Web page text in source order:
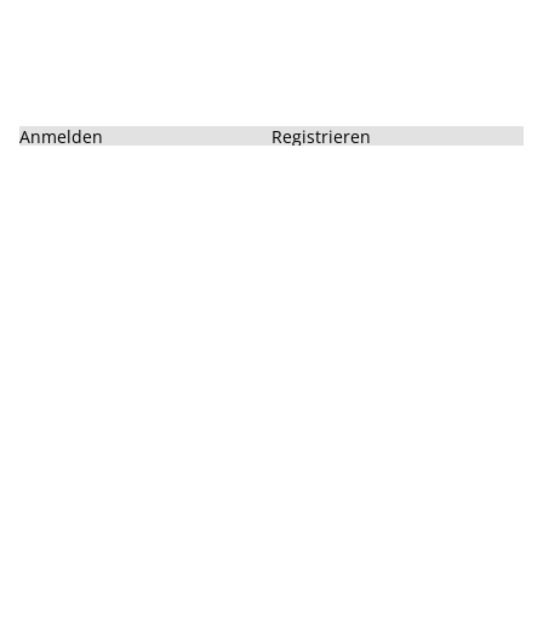
Anmelden Registrieren